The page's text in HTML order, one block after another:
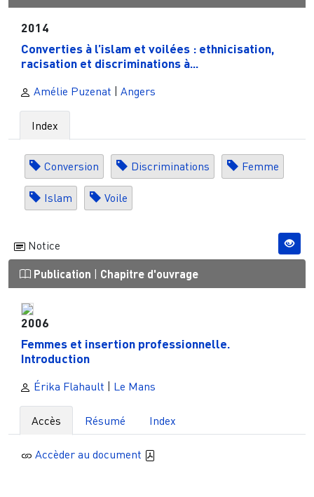
2014
Converties à l’islam et voilées : ethnicisation,
racisation et discriminations à...
Amélie Puzenat | Angers
Index
Conversion Discriminations Femme
Islam Voile
Notice
Publication Chapitre d'ouvrage
2006
Femmes et insertion professionnelle.
Introduction
Érika Flahault | Le Mans
Accès Résumé Index
Accèder au document